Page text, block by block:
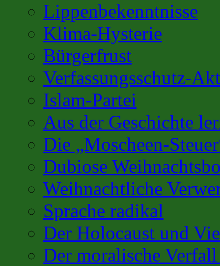
Lippenbekenntnisse
Klima-Hysterie
Bürgerfrust
Verfassungsschutz-
Islam-Partei
Aus der Geschichte
Die „Moscheen-
Dubiose
Weihnachtliche
Sprache radikal
Der Holocaust und
Der moralische